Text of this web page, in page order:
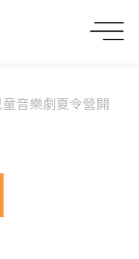
音樂劇夏令營開